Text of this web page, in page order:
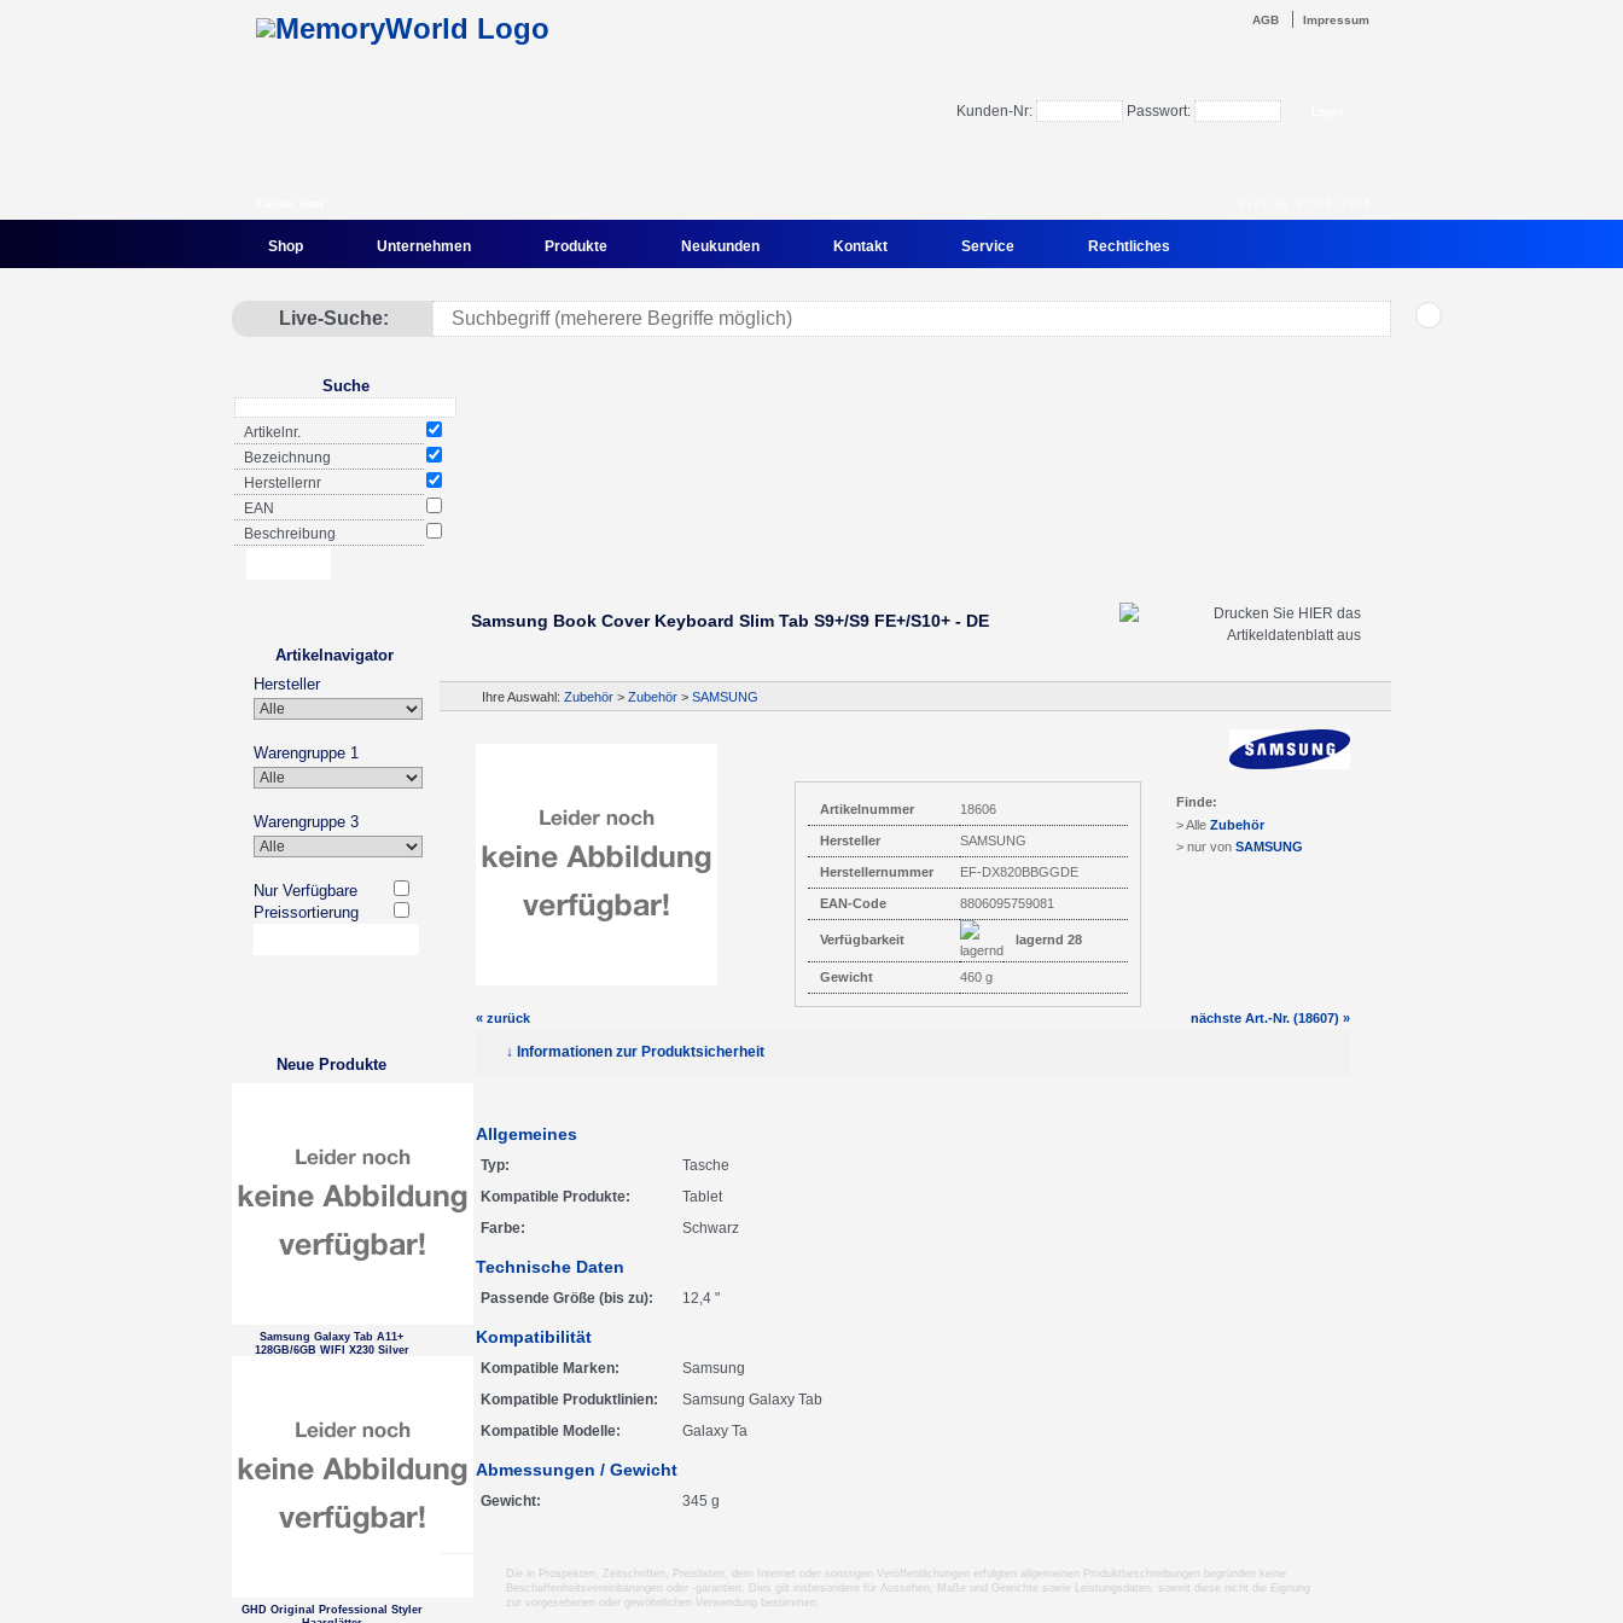
AGB Impressum
Kunden-Nr: Passwort:
Shop Unternehmen Produkte Neukunden Kontakt Service Rechtliches
Live-Suche:
Suche
Artikelnr.
Bezeichnung
Herstellernr
EAN
Beschreibung
Artikelnavigator
Hersteller
Warengruppe 1
Warengruppe 3
Nur Verfügbare
Preissortierung
Neue Produkte
Samsung Galaxy Tab A11+
128GB/6GB WIFI X230 Silver
GHD Original Professional Styler
Samsung Book Cover Keyboard Slim Tab S9+/S9 FE+/S10+ - DE
Ihre Auswahl: Zubehör > Zubehör > SAMSUNG
Artikelnummer 18606
Hersteller SAMSUNG
Herstellernummer EF-DX820BBGGDE
EAN-Code 8806095759081
Verfügbarkeit lagernd 28
Gewicht 460 g
Finde:
> Alle Zubehör
> nur von SAMSUNG
« zurück nächste Art.-Nr. (18607) »
↓ Informationen zur Produktsicherheit
Allgemeines
Typ
Tasche
Kompatible Produkte
Tablet
Farbe
Schwarz
Technische Daten
Passende Größe (bis zu) 12,4 "
Kompatibilität
Kompatible Marken
Samsung
Kompatible Produktlinien
Samsung Galaxy Tab
Kompatible Modelle
Galaxy Ta
Abmessungen / Gewicht
Gewicht 345 g
Die in Prospekten, Zeitschriften, Preislisten, dem Internet oder sonstigen Veröffentlichungen erfolgten allgemeinen Produktbeschreibungen begründen keine
Beschaffenheitsvereinbarungen oder -garantien. Dies gilt insbesondere für Aussehen, Maße und Gewichte sowie Leistungsdaten, soweit diese nicht die Eignung
zur vorgesehenen oder gewöhnlichen Verwendung bestimmen.